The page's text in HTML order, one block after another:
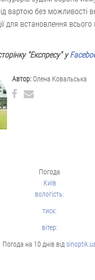
вартою без можливості
для встановлення
"Експресу" у
Автор: Олена Ковальська
Погода
Київ
вологість:
тиск:
вітер:
Погода на 10 днів від